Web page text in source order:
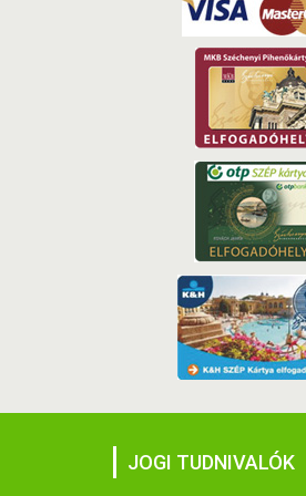
JOGI TUDNIVALÓK